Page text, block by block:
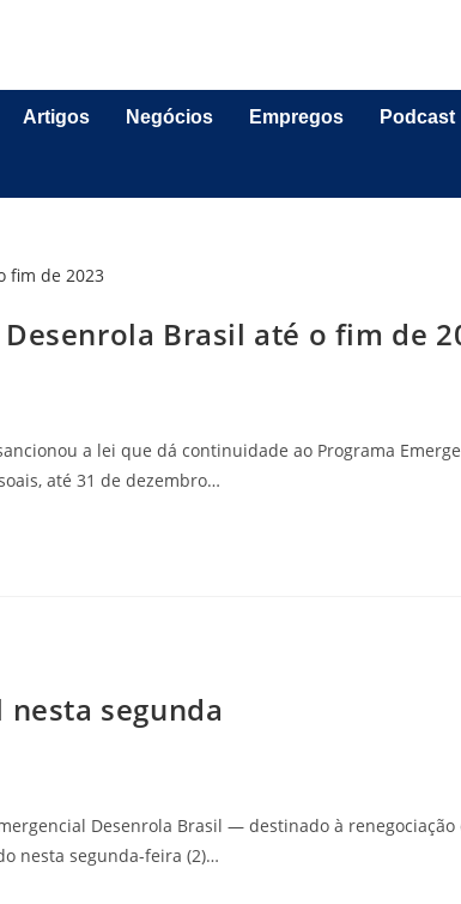
Artigos Negócios Empregos Podcast
Brasil até o fim de
a lei que dá continuidade ao Programa
até 31 de dezembro…
segunda
Desenrola Brasil — destinado à renegociação
nesta segunda-feira (2)…